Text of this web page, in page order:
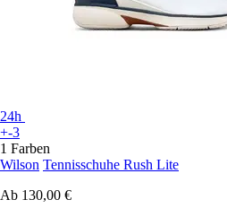
24h
+-3
1 Farben
Wilson Tennisschuhe Rush Lite
Ab 130,00 €